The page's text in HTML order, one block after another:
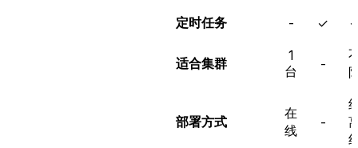
定时任务
- ✓
适合集群
1
台
-
部署方式
在
线
-